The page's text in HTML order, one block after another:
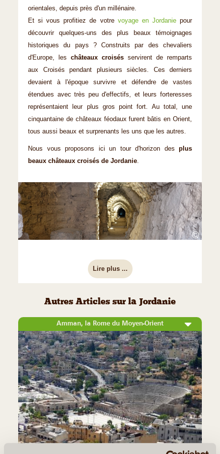
orientales, depuis près d'un millénaire.
Et si vous profitiez de votre voyage en Jordaniepour
découvrir quelques-uns des plus beaux témoignages
historiques du pays ? Construits par des chevaliers
d'Europe, les châteaux croisés servirent de remparts
aux Croisés pendant plusieurs siècles. Ces derniers
devaient à l'époque survivre et défendre de vastes
étendues avec très peu d'effectifs, et leurs forteresses
représentaient leur plus gros point fort. Au total, une
cinquantaine de châteaux féodaux furent bâtis en Orient,
tous aussi beaux et surprenants les uns que les autres.
Nous vous proposons ici un tour d'horizon des plus
beaux châteaux croisés de Jordanie.
©
Lire plus ...
Autres Articles sur la Jordanie
Amman, la Rome du Moyen-Orient